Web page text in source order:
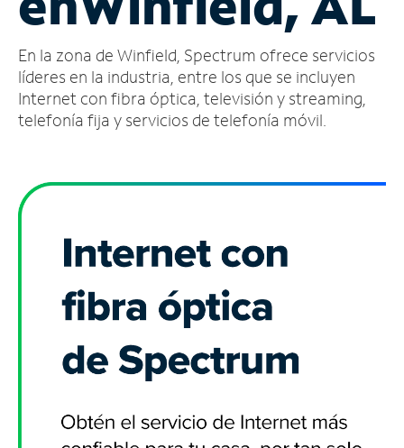
cuenta
Encuentra
una
tienda
En la zona de Winfield, Spectrum ofrece servicios
líderes en la industria, entre los que se incluyen
Internet con fibra óptica, televisión y streaming,
telefonía fija y servicios de telefonía móvil.